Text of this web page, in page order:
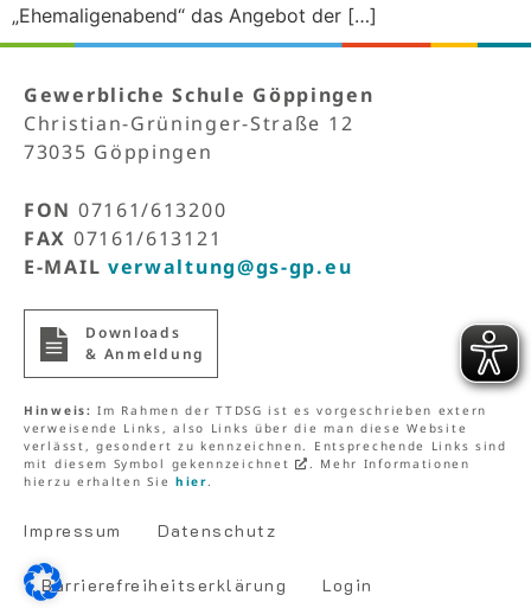
„Ehemaligenabend“ das Angebot der […]
Gewerbliche Schule Göppingen
Christian-Grüninger-Straße 12
73035 Göppingen
FON 07161/613200
FAX 07161/613121
E-MAIL verwaltung@gs-gp.eu
Down­loads
& Anmeldung
Hinweis:Im Rahmen der TTDSG ist es vorgeschrieben extern
verweisende Links, also Links über die man diese Website
verlässt, gesondert zu kennzeichnen. Entsprechende Links sind
mit diesem Symbol gekennzeichnet
. Mehr Informationen
hierzu erhalten Sie hier.
Impressum Datenschutz
Barriere­freiheits­erklärung Login